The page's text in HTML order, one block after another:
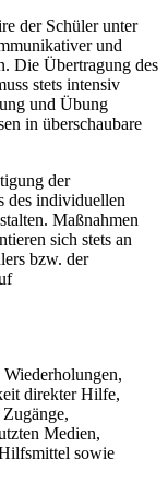
der Schüler unter
und
Die Übertragung des
stets intensiv
und Übung
in überschaubare
der
des individuellen
Maßnahmen
sich stets an
bzw. der
direkter Hilfe,
Medien,
sowie